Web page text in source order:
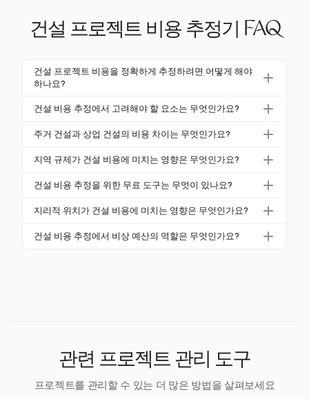
건설 프로젝트 비용 추정기 FAQ
건설 프로젝트 비용을 정확하게 추정하려면 어떻게 해야
하나요?
정확한 건설 비용 추정은 프로젝트 범위를 이해하고,
것을 포함합니다. 자재, 노동, 위치 및 규제와 같은 요소
도구를 활용하면 정확성을 높일 수 있습니다.
건설 비용 추정에서 고려해야 할 요소는 무엇인가요?
주요 요소에는 자재 비용, 노동 비용, 현장 조건 및 규제
며, 노동 비용은 수요에 따라 상승할 수 있습니다. 건축
주거 건설과 상업 건설의 비용 차이는 무엇인가요?
미국에서 주거 건설 비용은 평방 피트당 평균 $162이
는 복잡성과 위치에 따라 평방 피트당 $240에서 $870
맞춘 추정의 중요성을 강조합니다.
지역 규제가 건설 비용에 미치는 영향은 무엇인가요?
지역 규정, 건축 규정 및 구역 법은 건설 비용에 상당한
안전 규정을 준수하는 데 드는 비용은 2-3% 증가할 수
비용 추정을 위해 중요합니다.
건설 비용 추정을 위한 무료 도구는 무엇이 있나요?
건설 비용 추정을 위한 여러 무료 도구 및 템플릿이 온
을 제공하며 다양한 프로젝트 유형에 맞게 사용자 정의
지리적 위치가 건설 비용에 미치는 영향은 무엇인가요?
건설 비용은 지역에 따라 노동 요율 및 자재 가용성의
건설 비용 추정에서 비상 예산의 역할은 무엇인가요?
관련 프로젝트 관리 도구
프로젝트를 관리할 수 있는 더 많은 방법을 살펴보세요